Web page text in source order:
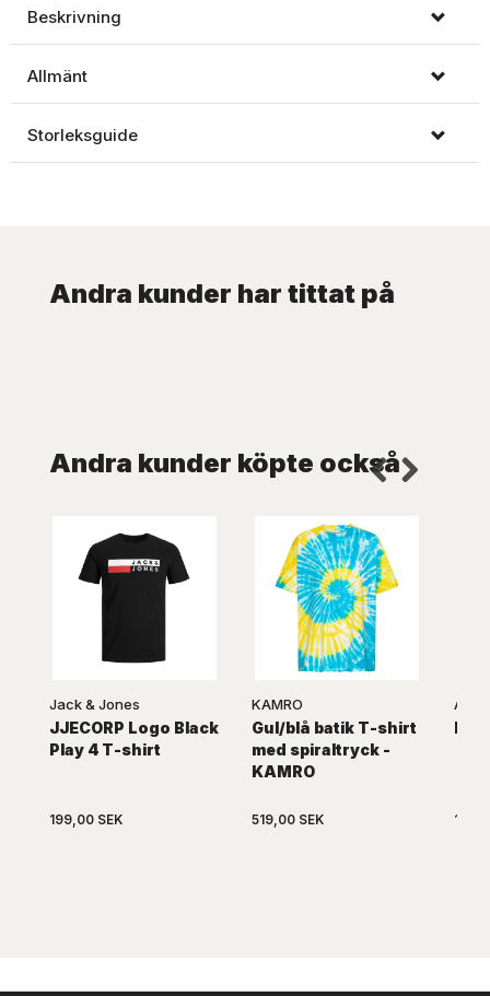
Beskrivning
Allmänt
Storleksguide
Andra kunder har tittat på
Andra kunder köpte också
Jack & Jones
JJECORP Logo Black
Play 4 T-shirt
199,00 SEK
KAMRO
Gul/blå batik T-shirt
med spiraltryck -
KAMRO
519,00 SEK